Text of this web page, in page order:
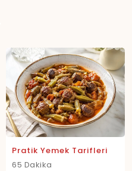
Pratik Yemek Tarifleri
65 Dakika